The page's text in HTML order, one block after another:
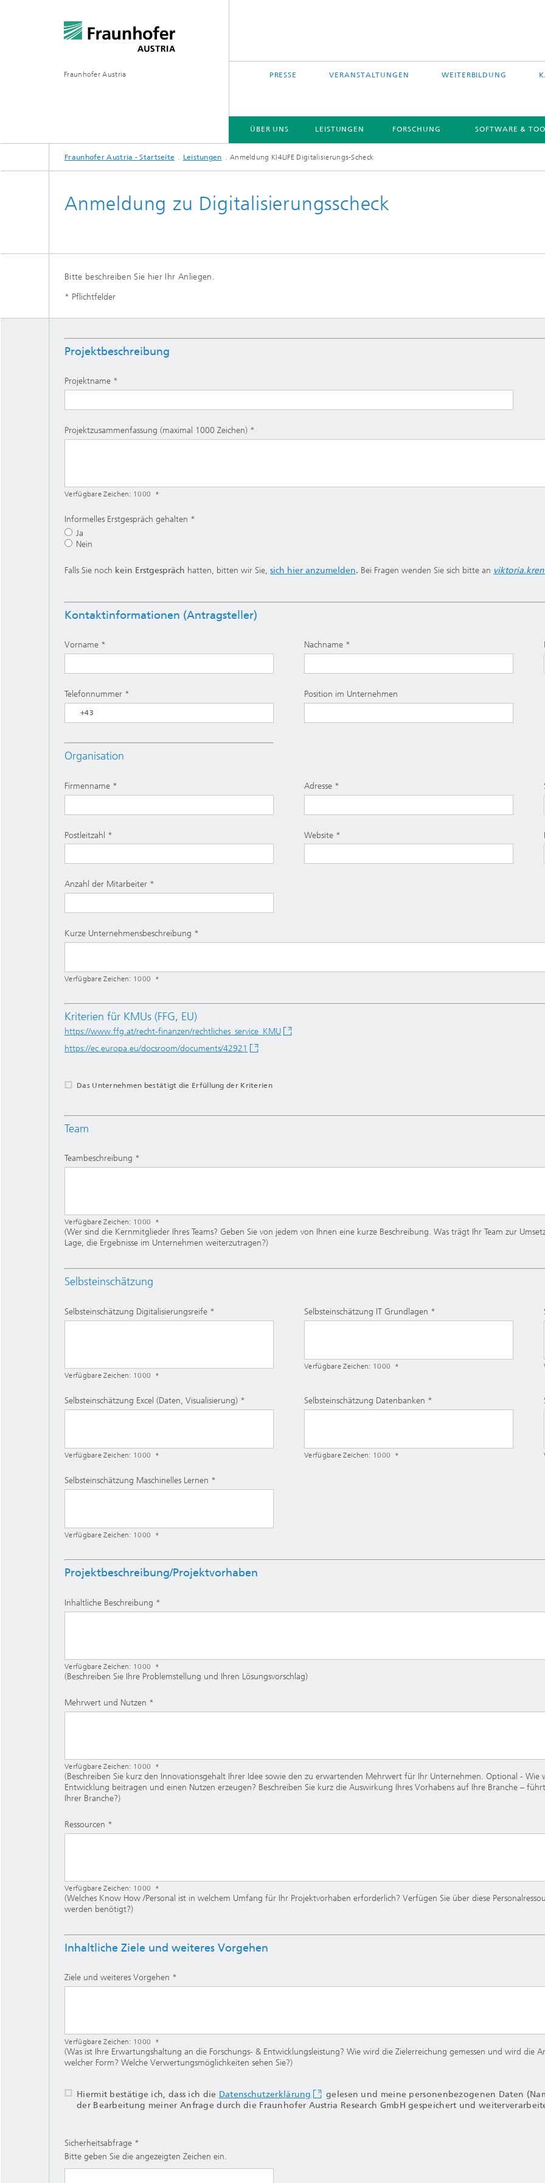
Fraunhofer Austria PRESSE VERANSTALTUNGEN WEITERBILDUNG
ÜBER UNS LEISTUNGEN FORSCHUNG SOFTWARE &
Fraunhofer Austria - Startseite Leistungen Anmeldung KI4LIFE Digitalisierungs-Scheck
Anmeldung zu Digitalisierungsscheck
Bitte beschreiben Sie hier Ihr Anliegen.
* Pflichtfelder
Projektbeschreibung
Projektname
Projektzusammenfassung (maximal 1000 Zeichen)
Verfügbare Zeichen: 1000
Informelles Erstgespräch gehalten
Ja
Nein
Falls Sie noch kein Erstgespräch hatten, bitten wir Sie, sich hier anzumelden. Bei Fragen wenden Sie sich bitte an
Kontaktinformationen (Antragsteller)
Vorname Nachname
Telefonnummer Position im Unternehmen
Organisation
Firmenname Adresse
Postleitzahl Website
Anzahl der Mitarbeiter
Kurze Unternehmensbeschreibung
Verfügbare Zeichen: 1000
Kriterien für KMUs (FFG, EU)
https://www.ffg.at/recht-finanzen/rechtliches_service_KMU
https://ec.europa.eu/docsroom/documents/42921
Das Unternehmen bestätigt die Erfüllung der Kriterien
Team
Teambeschreibung
Verfügbare Zeichen: 1000
(Wer sind die Kernmitglieder Ihres Teams? Geben Sie von jedem von Ihnen eine kurze Beschreibung. Was trägt Ihr Team zur
Lage, die Ergebnisse im Unternehmen weiterzutragen?)
Selbsteinschätzung
Selbsteinschätzung Digitalisierungsreife
Verfügbare Zeichen: 1000
Selbsteinschätzung IT Grundlagen
Verfügbare Zeichen: 1000
Selbsteinschätzung Excel (Daten, Visualisierung)
Verfügbare Zeichen: 1000
Selbsteinschätzung Datenbanken
Verfügbare Zeichen: 1000
Selbsteinschätzung Maschinelles Lernen
Verfügbare Zeichen: 1000
Projektbeschreibung/Projektvorhaben
Inhaltliche Beschreibung
Verfügbare Zeichen: 1000
(Beschreiben Sie Ihre Problemstellung und Ihren Lösungsvorschlag)
Mehrwert und Nutzen
Verfügbare Zeichen: 1000
(Beschreiben Sie kurz den Innovationsgehalt Ihrer Idee sowie den zu erwartenden Mehrwert für Ihr Unternehmen. Optional -
Entwicklung beitragen und einen Nutzen erzeugen? Beschreiben Sie kurz die Auswirkung Ihres Vorhabens auf Ihre Branche –
Ihrer Branche?)
Ressourcen
Verfügbare Zeichen: 1000
(Welches Know How /Personal ist in welchem Umfang für Ihr Projektvorhaben erforderlich? Verfügen Sie über diese
werden benötigt?)
Inhaltliche Ziele und weiteres Vorgehen
Ziele und weiteres Vorgehen
Verfügbare Zeichen: 1000
(Was ist Ihre Erwartungshaltung an die Forschungs- & Entwicklungsleistung? Wie wird die Zielerreichung gemessen und wird die
welcher Form? Welche Verwertungsmöglichkeiten sehen Sie?)
Hiermit bestätige ich, dass ich die Datenschutzerklärung
gelesen und meine personenbezogenen Daten
der Bearbeitung meiner Anfrage durch die Fraunhofer Austria Research GmbH gespeichert und
Sicherheitsabfrage
Bitte geben Sie die angezeigten Zeichen ein.